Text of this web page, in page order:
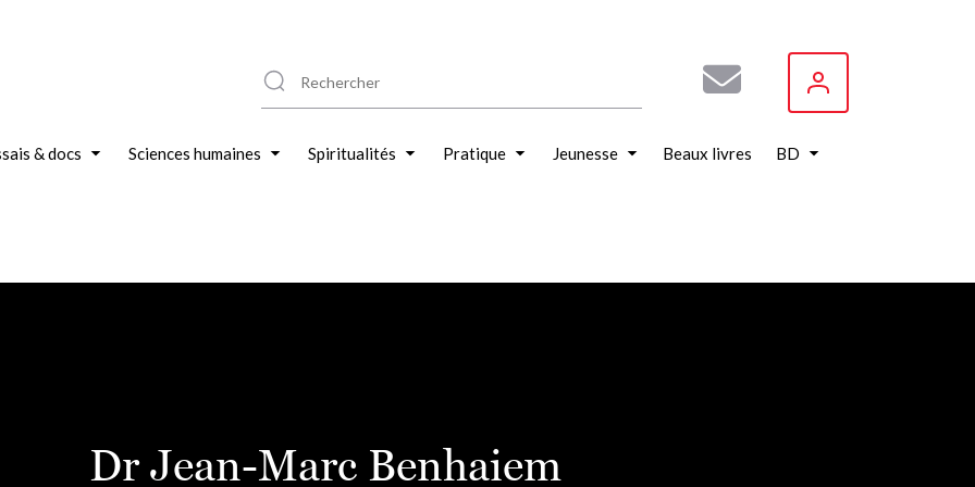
& docs Sciences humaines Spiritualités Pratique Jeunesse Beaux livres BD
Dr Jean-Marc Benhaiem